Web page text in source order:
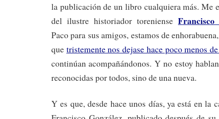
la publicación de un libro cualquiera más. Me
del ilustre historiador torenienseFrancisco
Paco para sus amigos, estamos de
que tristemente nos dejase hace poco menos
continúan acompañándonos. Y no estoy
reconocidas por todos, sino de una nueva.
Y es que, desde hace unos días, ya está en la